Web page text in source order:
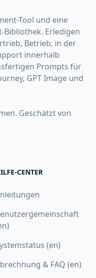
Tool und eine
Erledigen
Betrieb, in der
innerhalb
Prompts für
GPT Image und
Geschätzt von
CENTER
(en)
& FAQ (en)